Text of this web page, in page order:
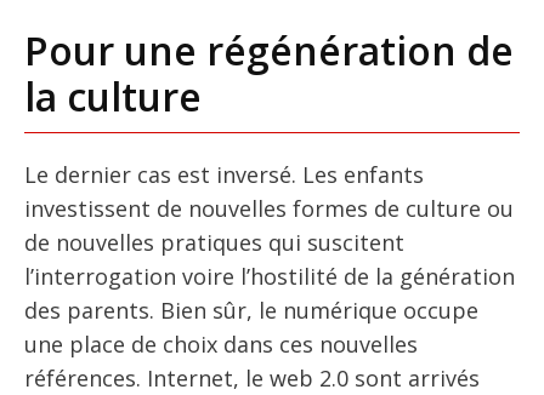
Pour une régénération de
la culture
Le dernier cas est inversé. Les enfants
investissent de nouvelles formes de culture ou
de nouvelles pratiques qui suscitent
l’interrogation voire l’hostilité de la génération
des parents. Bien sûr, le numérique occupe
une place de choix dans ces nouvelles
références. Internet, le web 2.0 sont arrivés